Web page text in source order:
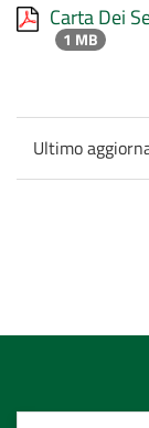
Carta Dei
1 MB
Ultimo